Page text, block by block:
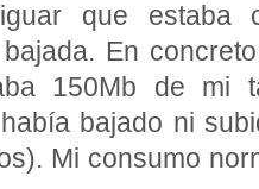
que estaba
En
150Mb de mi
bajado ni
Mi consumo